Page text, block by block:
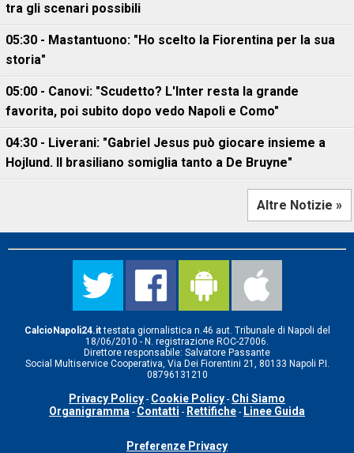
tra gli scenari possibili
05:30 - Mastantuono: "Ho scelto la Fiorentina per la sua
storia"
05:00 - Canovi: "Scudetto? L'Inter resta la grande
favorita, poi subito dopo vedo Napoli e Como"
04:30 - Liverani: "Gabriel Jesus può giocare insieme a
Hojlund. Il brasiliano somiglia tanto a De Bruyne"
Altre Notizie »
CalcioNapoli24.ittestata giornalistica n.46 aut. Tribunale di Napoli del
18/06/2010 - N. registrazione ROC-27006.
Direttore responsabile: Salvatore Passante
Social Multiservice Cooperativa, Via Dei Fiorentini 21, 80133 Napoli P.I.
08796131210
Privacy Policy - Cookie Policy - Chi Siamo
Organigramma - Contatti - Rettifiche - Linee Guida
Preferenze Privacy